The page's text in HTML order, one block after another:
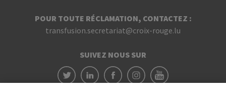
POUR TOUTE RÉCLAMATION, CONTACTEZ :
transfusion.secretariat@croix-rouge.lu
SUIVEZ NOUS SUR